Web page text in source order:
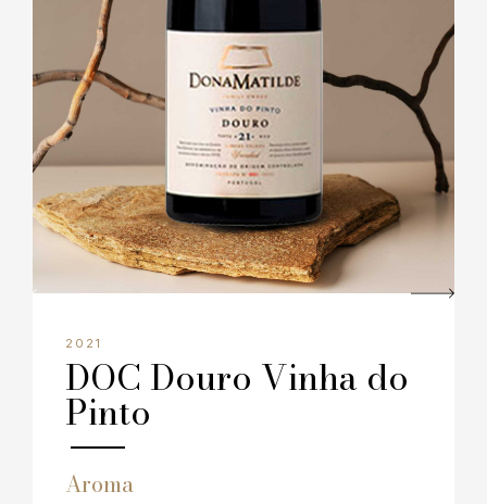
2021
DOC Douro Vinha do
Pinto
Aroma